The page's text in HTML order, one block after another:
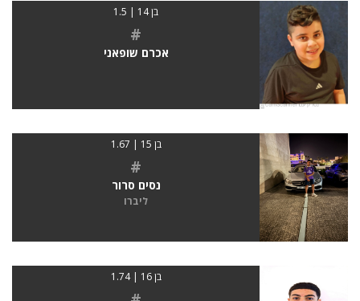
בן 14 | 1.5
#
אכרם שופאני
בן 15 | 1.67
#
נסים סרור
ליברו
בן 16 | 1.74